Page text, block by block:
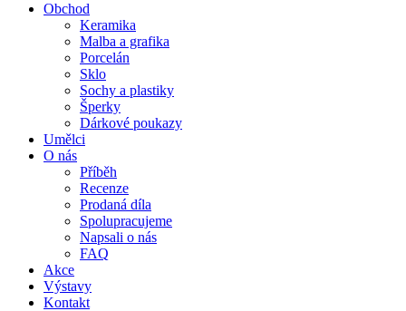
Obchod
Keramika
Malba a grafika
Porcelán
Sklo
Sochy a plastiky
Šperky
Dárkové poukazy
Umělci
O nás
Příběh
Recenze
Prodaná díla
Spolupracujeme
Napsali o nás
FAQ
Akce
Výstavy
Kontakt